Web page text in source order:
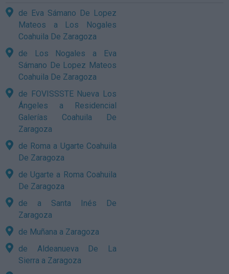
de Eva Sámano De Lopez
Mateos a Los Nogales
Coahuila De Zaragoza
de Los Nogales a Eva
Sámano De Lopez Mateos
Coahuila De Zaragoza
de FOVISSSTE Nueva Los
Ángeles a Residencial
Galerías Coahuila De
Zaragoza
de Roma a Ugarte Coahuila
De Zaragoza
de Ugarte a Roma Coahuila
De Zaragoza
de a Santa Inés De
Zaragoza
de Muñana a Zaragoza
de Aldeanueva De La
Sierra a Zaragoza